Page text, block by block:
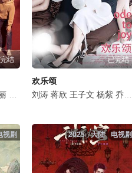
周知 李春嫒 王婉娟 王玉宁 李煜
索朗旺姆 尕玛文加 才丁扎西
森·贝利 伊桑·斯莱特 玛丽莎·博德
结
房子斌 苑冉 天爱 孙凯 刘交心
已完结
欢乐颂
刘涛 蒋欣 王子文 杨紫 乔欣
视剧 电视剧
大陆
2025